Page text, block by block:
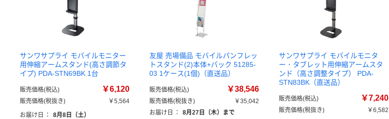
サンワサプライ モバイルモニター
用伸縮アームスタンド(高さ調節タ
イプ) PDA-STN69BK 1台
販売価格(税込) ￥6,120
販売価格(税抜き)
￥5,564
お届け日
： 8月8日（土）
友屋 売場備品 モバイルパンフレッ
トスタンド(2)本体+バック 51285-
03 1ケース(1個)（直送品）
販売価格(税込) ￥38,546
販売価格(税抜き)
￥35,042
お届け日
： 8月27日（木）まで
サンワサプライ モバイルモニタ
ー・タブレット用伸縮アームスタ
ンド（高さ調整タイプ） PDA-
STN83BK（直送品）
販売価格(税込) ￥7,240
販売価格(税抜き)
￥6,582